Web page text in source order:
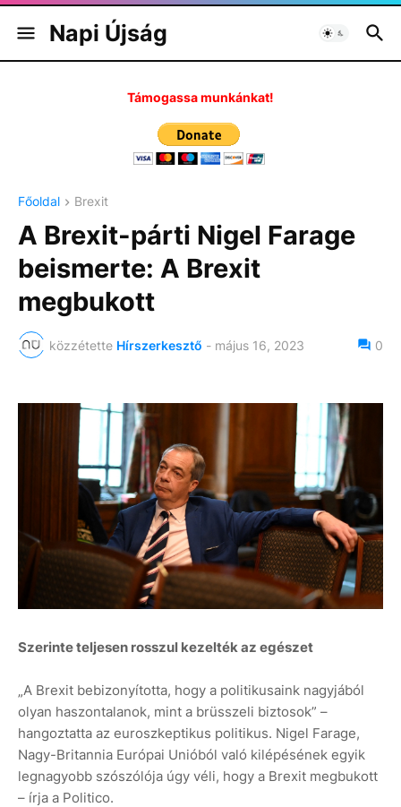
Napi Újság
Támogassa munkánkat!
Főoldal Brexit
A Brexit-párti Nigel Farage
beismerte: A Brexit
megbukott
közzétette Hírszerkesztő - május 16, 2023 0
Szerinte teljesen rosszul kezelték az egészet
„A Brexit bebizonyította, hogy a politikusaink nagyjából
olyan haszontalanok, mint a brüsszeli biztosok” –
hangoztatta az euroszkeptikus politikus. Nigel Farage,
Nagy-Britannia Európai Unióból való kilépésének egyik
legnagyobb szószólója úgy véli, hogy a Brexit megbukott
– írja a Politico.